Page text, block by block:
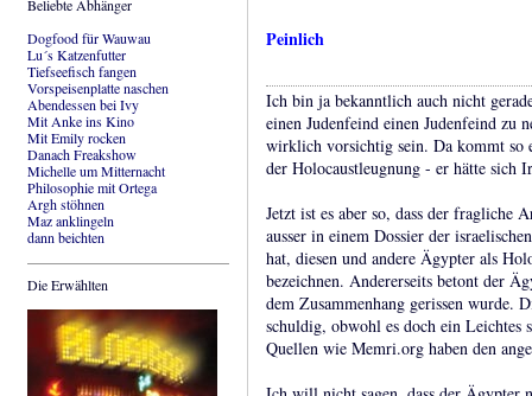
Beliebte Abhänger
Dogfood für Wauwau
Lu´s Katzenfutter
Tiefseefisch fangen
Vorspeisenplatte naschen
Abendessen bei Ivy
Mit Anke ins Kino
Mit Emily rocken
Danach Freakshow
Michelle um Mitternacht
Philosophie mit Ortega
Argh stöhnen
Maz anklingeln
dann beichten
Die Erwählten
Peinlich
Ich bin ja bekanntlich auch nicht
einen Judenfeind einen Judenfeind zu
wirklich vorsichtig sein. Da kommt
der Holocaustleugnung - er hätte sich
Jetzt ist es aber so, dass der fragliche
ausser in einem Dossier der
hat, diesen und andere Ägypter als
bezeichnen. Andererseits betont der
dem Zusammenhang gerissen wurde.
schuldig, obwohl es doch ein Leichtes
Quellen wie Memri.org haben den